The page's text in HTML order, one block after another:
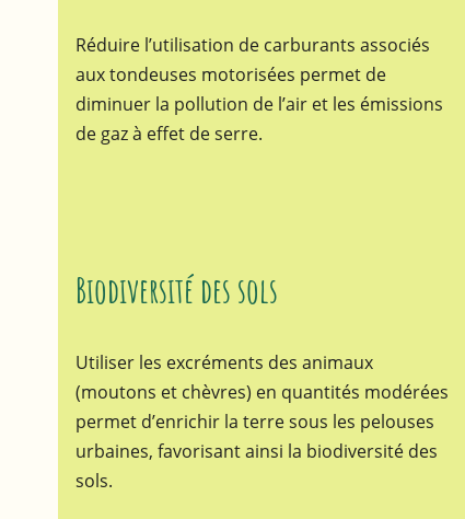
Réduire l’utilisation de carburants associés
aux tondeuses motorisées permet de
diminuer la pollution de l’air et les émissions
de gaz à effet de serre.
Biodiversité des sols
Utiliser les excréments des animaux
(moutons et chèvres) en quantités modérées
permet d’enrichir la terre sous les pelouses
urbaines, favorisant ainsi la biodiversité des
sols.